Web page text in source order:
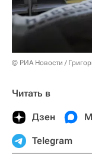
© РИА Новости /
Читать в
Дзен
Telegram